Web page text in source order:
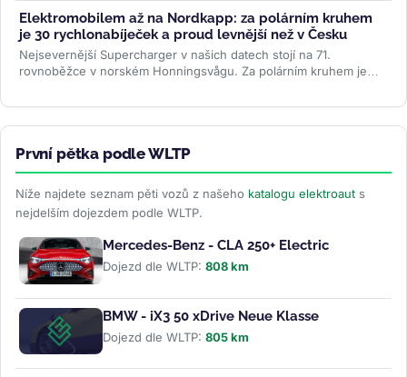
Elektromobilem až na Nordkapp: za polárním kruhem
je 30 rychlonabíječek a proud levnější než v Česku
Nejsevernější Supercharger v našich datech stojí na 71.
rovnoběžce v norském Honningsvågu. Za polárním kruhem je
První pětka podle WLTP
Níže najdete seznam pěti vozů z našeho katalogu elektroaut s
nejdelším dojezdem podle WLTP.
Mercedes-Benz - CLA 250+ Electric
Dojezd dle WLTP: 808 km
BMW - iX3 50 xDrive Neue Klasse
Dojezd dle WLTP: 805 km